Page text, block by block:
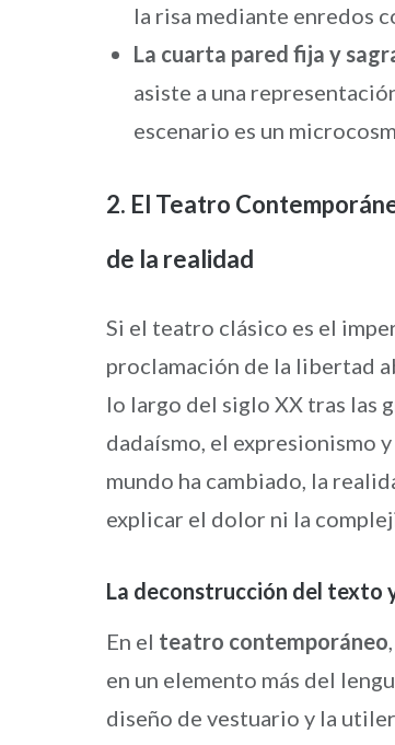
la risa mediante enredos
La cuarta pared fija y
asiste a una
escenario es un
2. El Teatro
de la realidad
Si el teatro clásico es el
proclamación de la libertad
lo largo del siglo XX tras las
dadaísmo, el expresionismo
mundo ha cambiado, la
explicar el dolor ni la
La deconstrucción del texto
En el teatro contemporáneo
en un elemento más del
diseño de vestuario y la